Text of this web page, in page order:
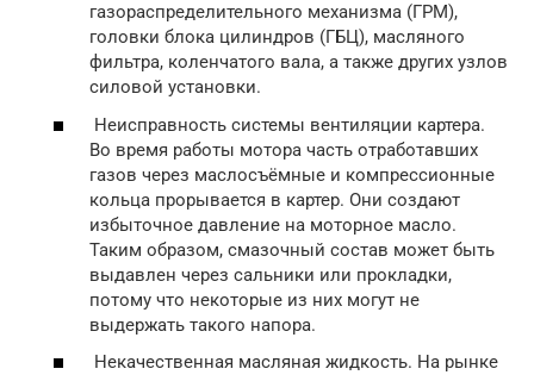
газораспределительного механизма (ГРМ),
головки блока цилиндров (ГБЦ), масляного
фильтра, коленчатого вала, а также других узлов
силовой установки.
Неисправность системы вентиляции картера.
Во время работы мотора часть отработавших
газов через маслосъёмные и компрессионные
кольца прорывается в картер. Они создают
избыточное давление на моторное масло.
Таким образом, смазочный состав может быть
выдавлен через сальники или прокладки,
потому что некоторые из них могут не
выдержать такого напора.
Некачественная масляная жидкость. На рынке